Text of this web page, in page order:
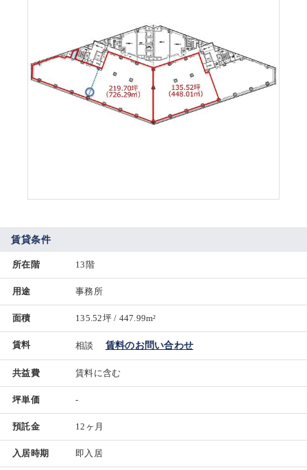
賃貸条件
所在階 13階
用途 事務所
面積 135.52坪 / 447.99m²
賃料 相談 賃料のお問い合わせ
共益費 賃料に含む
坪単価 -
預託金 12ヶ月
入居時期 即入居